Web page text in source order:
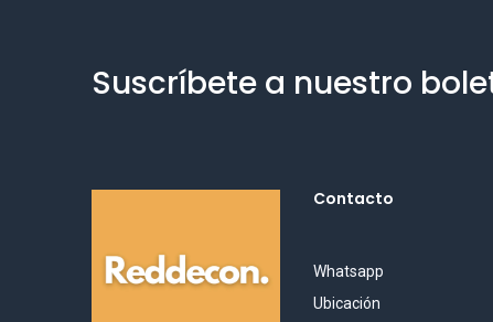
Suscríbete a nuestro
Contacto
Whatsapp
Ubicación